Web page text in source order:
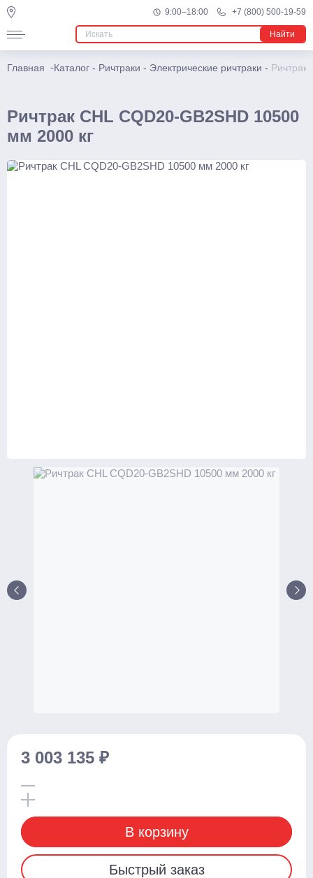
9:00–18:00 +7 (800) 500-19-59
Найти
Главная -Каталог - Ричтраки - Электрические ричтраки - Ричтрак
Ричтрак CHL CQD20-GB2SHD 10500
мм 2000 кг
3 003 135 ₽
В корзину
Быстрый заказ
Подъемники
Телескопические
Несамоходные
Поводковые
Штабелеры
Ручные
Для агрессивных сред
Гидравлические
С электроподъемом
Тельферы
Смотреть весь каталог